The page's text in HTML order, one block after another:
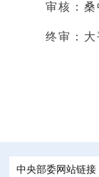
审核：桑
终审：大
中央部委网站链接